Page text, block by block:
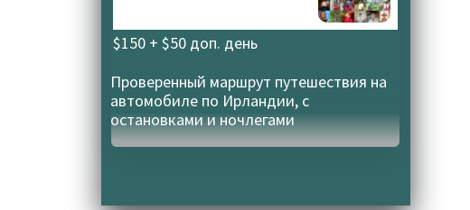
$150 + $50 доп. день
Проверенный маршрут путешествия на
автомобиле по Ирландии, с
остановками и ночлегами